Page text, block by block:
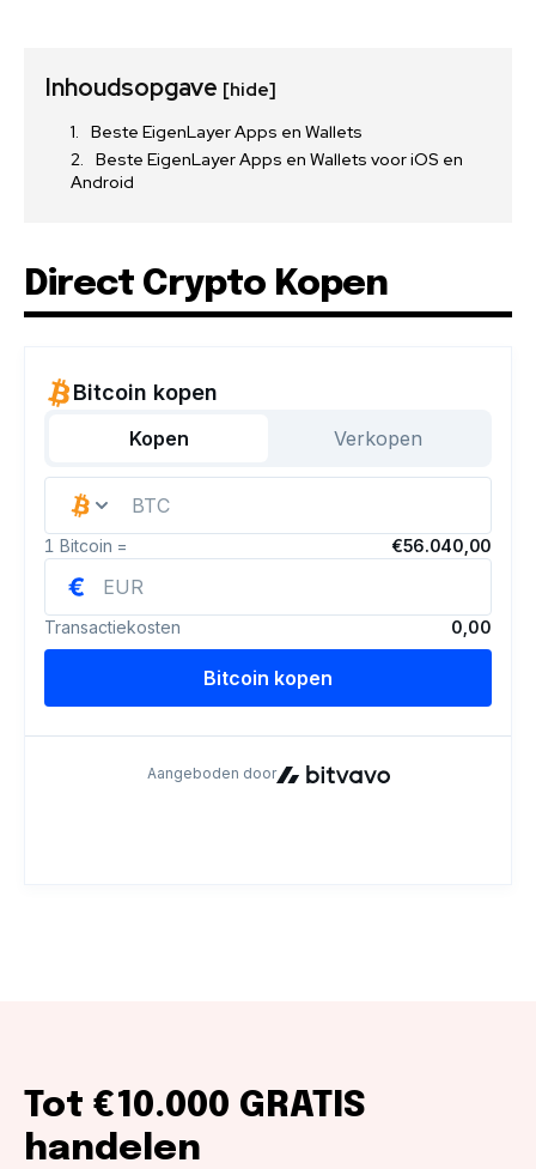
Inhoudsopgave [hide]
Beste EigenLayer Apps en Wallets
Beste EigenLayer Apps en Wallets voor iOS en
Android
Direct Crypto Kopen
Tot €10.000 GRATIS
handelen